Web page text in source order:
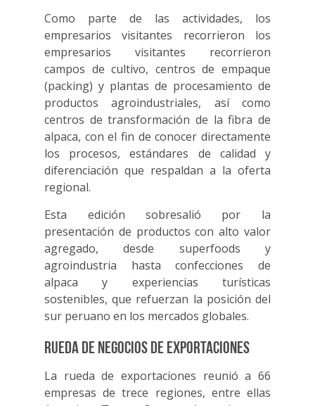
Como parte de las actividades, los
empresarios visitantes recorrieron los
empresarios visitantes recorrieron
campos de cultivo, centros de empaque
(packing) y plantas de procesamiento de
productos agroindustriales, así como
centros de transformación de la fibra de
alpaca, con el fin de conocer directamente
los procesos, estándares de calidad y
diferenciación que respaldan a la oferta
regional.
Esta edición sobresalió por la
presentación de productos con alto valor
agregado, desde superfoods y
agroindustria hasta confecciones de
alpaca y experiencias turísticas
sostenibles, que refuerzan la posición del
sur peruano en los mercados globales.
Rueda de negocios de exportaciones
La rueda de exportaciones reunió a 66
empresas de trece regiones, entre ellas